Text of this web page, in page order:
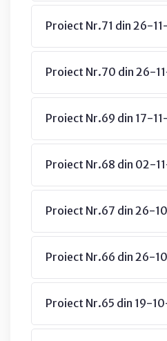
Proiect Nr.71 din 26-
Proiect Nr.70 din 26-
Proiect Nr.69 din 17-
Proiect Nr.68 din 02-
Proiect Nr.67 din 26-
Proiect Nr.66 din 26-
Proiect Nr.65 din 19-